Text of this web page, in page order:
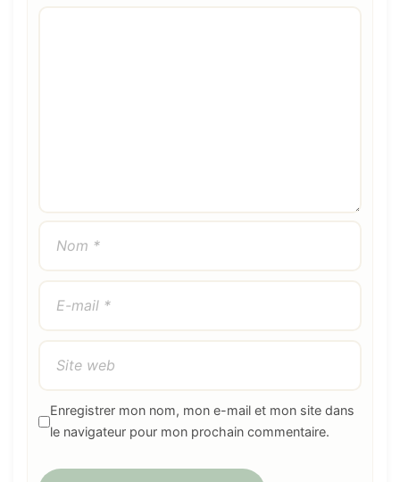
Enregistrer mon nom, mon e-mail et mon site dans
le navigateur pour mon prochain commentaire.